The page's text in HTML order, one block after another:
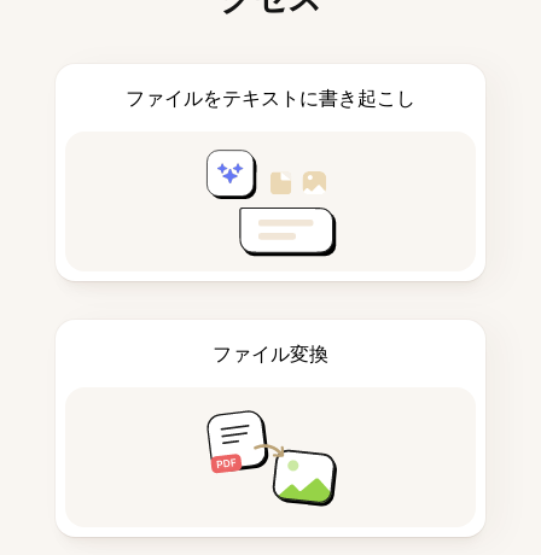
ファイルをテキストに書き起こし
ファイル変換